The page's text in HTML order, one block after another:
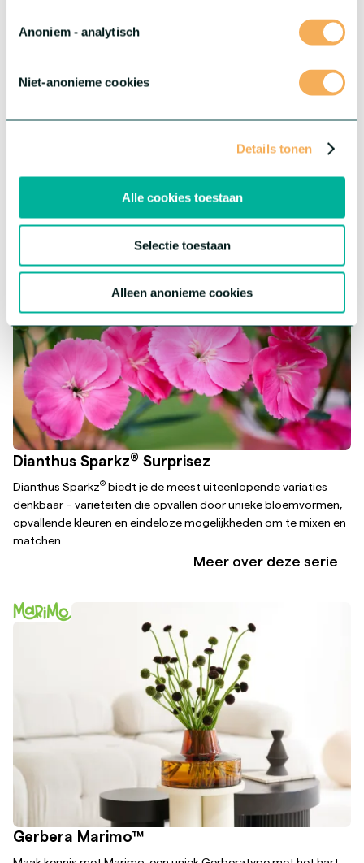
Anoniem - analytisch
Niet-anonieme cookies
Details tonen
Alle cookies toestaan
Selectie toestaan
Alleen anonieme cookies
Gerbera Rebel®
assortiment een leuke twist te geven! Elke bloem heeft zijn
Dianthus Sparkz® Surprisez
Dianthus Sparkz® biedt je de meest uiteenlopende variaties
denkbaar – variëteiten die opvallen door unieke bloemvormen,
opvallende kleuren en eindeloze mogelijkheden om te mixen en
matchen.
Meer over deze serie
Gerbera Marimo™